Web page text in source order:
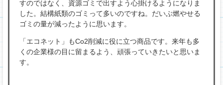
すのではなく、資源ゴミで出すよう心掛けるようになりま
した。結構紙類のゴミって多いのですね。だいぶ燃やせる
ゴミの量が減ったように思います。
「エコネット」もCo2削減に役に立つ商品です。来年も多
くの企業様の目に留まるよう、頑張っていきたいと思いま
す。